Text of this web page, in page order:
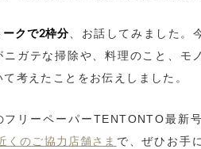
ークで2枠分、お話してみました。
ニガテな掃除や、料理のこと、モ
考えたことをお伝えしました。
フリーペーパーTENTONTO最新
くのご協力店舗さま で、ぜひお手